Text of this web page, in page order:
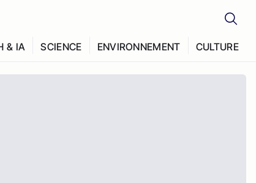
& IA SCIENCE ENVIRONNEMENT CULTURE